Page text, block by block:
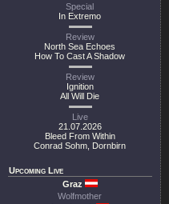
Special
In Extremo
Review
North Sea Echoes
How To Cast A Shadow
Review
Ignition
All Will Die
Live
21.07.2026
Bleed From Within
Conrad Sohm, Dornbirn
Upcoming Live
Graz
Wolfmother